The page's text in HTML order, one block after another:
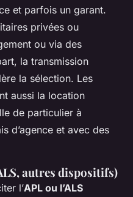
et parfois un garant.
privées ou
ou via des
la transmission
la sélection. Les
aussi la location
de particulier à
d’agence et avec des
autres dispositifs)
l’APL ou l’ALS